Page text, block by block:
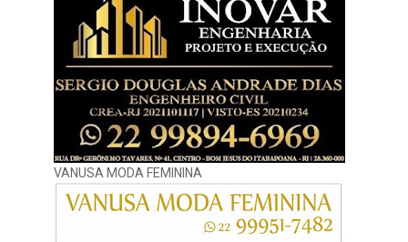
VANUSA MODA FEMININA